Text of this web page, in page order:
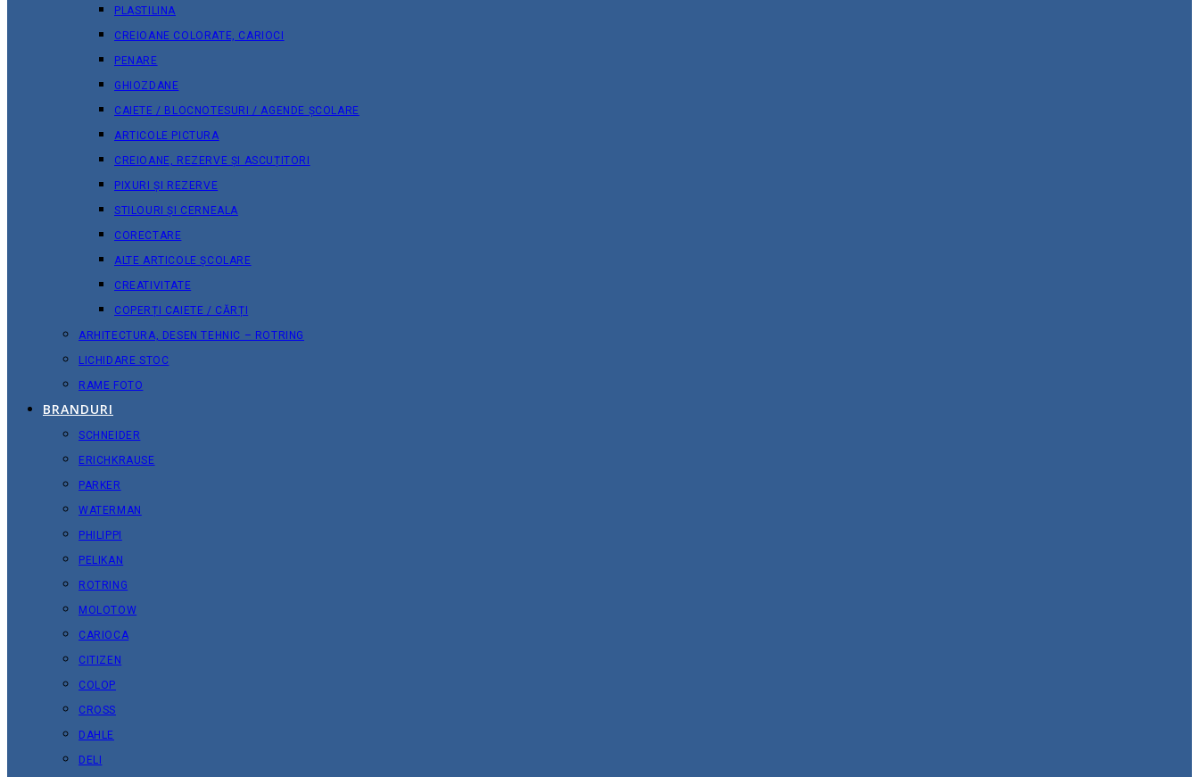
PLASTILINA
CREIOANE COLORATE, CARIOCI
PENARE
GHIOZDANE
CAIETE / BLOCNOTESURI / AGENDE ȘCOLARE
ARTICOLE PICTURA
CREIOANE, REZERVE ȘI ASCUȚITORI
PIXURI ȘI REZERVE
STILOURI ȘI CERNEALA
CORECTARE
ALTE ARTICOLE ȘCOLARE
CREATIVITATE
COPERȚI CAIETE / CĂRȚI
ARHITECTURA, DESEN TEHNIC – ROTRING
LICHIDARE STOC
RAME FOTO
BRANDURI
SCHNEIDER
ERICHKRAUSE
PARKER
WATERMAN
PHILIPPI
PELIKAN
ROTRING
MOLOTOW
CARIOCA
CITIZEN
COLOP
CROSS
DAHLE
DELI